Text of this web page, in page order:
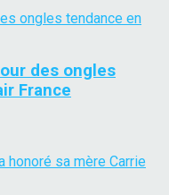
des ongles
France